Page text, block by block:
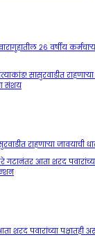
२६ वर्षीय
राहणाऱ्या जावयाची
शरद पवारांच्या पक्षातही